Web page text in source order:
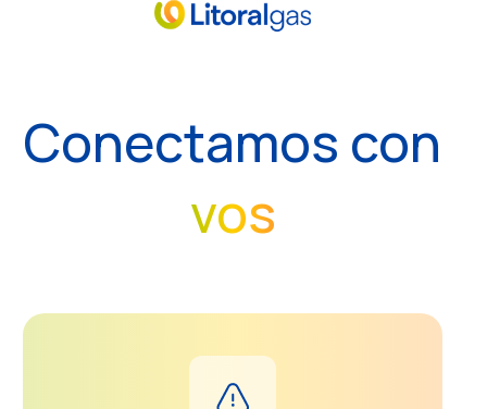
Conectamos con
vos